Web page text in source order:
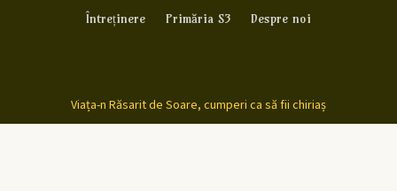
Întreținere
Primăria S3 Despre noi
Viața-n Răsarit de Soare, cumperi ca să fii chiriaș